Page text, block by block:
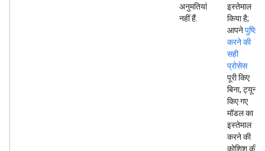
अनुमतियां
नहीं हैं.
इस्तेमाल
किया है;
आपनेपुष्टि
करने की
सही
प्रोसेस
पूरी किए
बिना, ट्यून
किए गए
मॉडल का
इस्तेमाल
करने की
कोशिश की